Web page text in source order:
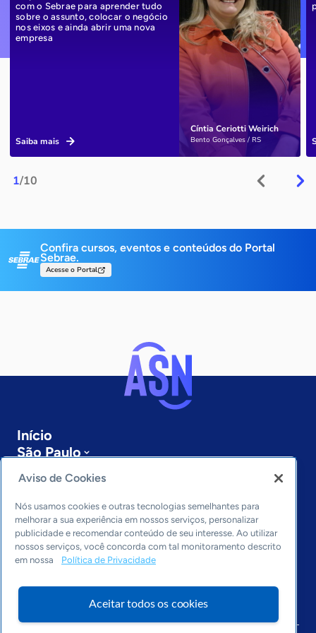
1/10
Cíntia Ceriotti Weirich
Bento Gonçalves / RS
com o Sebrae para aprender tudo
sobre o assunto, colocar o negócio
nos eixos e ainda abrir uma nova
empresa
Saiba mais
Confira cursos, eventos e conteúdos do Portal
Sebrae.
Acesse o Portal
Início
São Paulo
Sobre a ASN
Últimas notícias
Entre em contato
Editorias
Economia & Política
Inovação & Tecnologia
Cultura empreendedora
Arquivo
Aviso de Cookies
Nós usamos cookies e outras tecnologias semelhantes para
melhorar a sua experiência em nossos serviços, personalizar
publicidade e recomendar conteúdo de seu interesse. Ao utilizar
nossos serviços, você concorda com tal monitoramento descrito
em nossa
Política de Privacidade
Aceitar todos os cookies